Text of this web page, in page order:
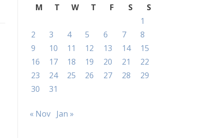
M
T W T F S
S
1
2
3 4 5 6 7
8
9
10 11 12 13 14
15
16
17 18 19 20 21
22
23
24 25 26 27 28
29
30
31
« Nov Jan »